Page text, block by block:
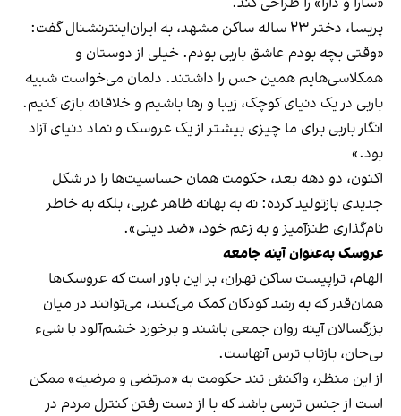
پریسا، دختر ۲۳ ساله ساکن مشهد، به ایران‌اینترنشنال گفت:
«وقتی بچه بودم عاشق باربی بودم. خیلی از دوستان و
همکلاسی‌هایم همین حس را داشتند. دلمان می‌خواست شبیه
باربی در یک دنیای کوچک، زیبا و رها باشیم و خلاقانه بازی کنیم.
انگار باربی برای ما چیزی بیشتر از یک عروسک و نماد دنیای آزاد
بود.»
اکنون، دو دهه بعد، حکومت همان حساسیت‌ها را در شکل
جدیدی بازتولید کرده: نه به‌ بهانه ظاهر غربی، بلکه به خاطر
نام‌گذاری طنزآمیز و به زعم خود، «ضد دینی».
عروسک به‌عنوان آینه جامعه
الهام، تراپیست ساکن تهران، بر این باور است که عروسک‌ها
همان‌قدر که به رشد کودکان کمک می‌کنند، می‌توانند در میان
بزرگسالان آینه روان جمعی باشند و برخورد خشم‌آلود با شیء
بی‌جان، بازتاب ترس آنهاست.
از این منظر، واکنش تند حکومت به «مرتضی و مرضیه» ممکن
است از جنس ترسی باشد که با از دست رفتن کنترل مردم در